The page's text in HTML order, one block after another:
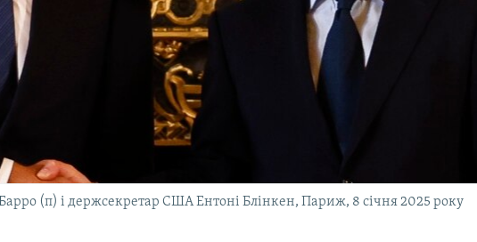
(п) і держсекретар США Ентоні Блінкен, Париж, 8 січня 2025 року